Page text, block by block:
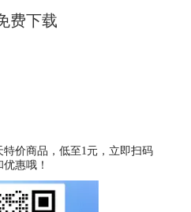
费下载
价商品，低至1元，立即扫码
惠哦！